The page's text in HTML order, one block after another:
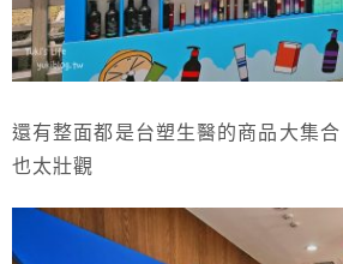
還有整面都是台塑生醫的商品大集
也太壯觀